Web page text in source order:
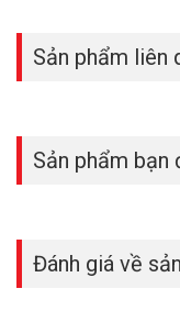
Sản phẩm liên
Sản phẩm bạn
Đánh giá về